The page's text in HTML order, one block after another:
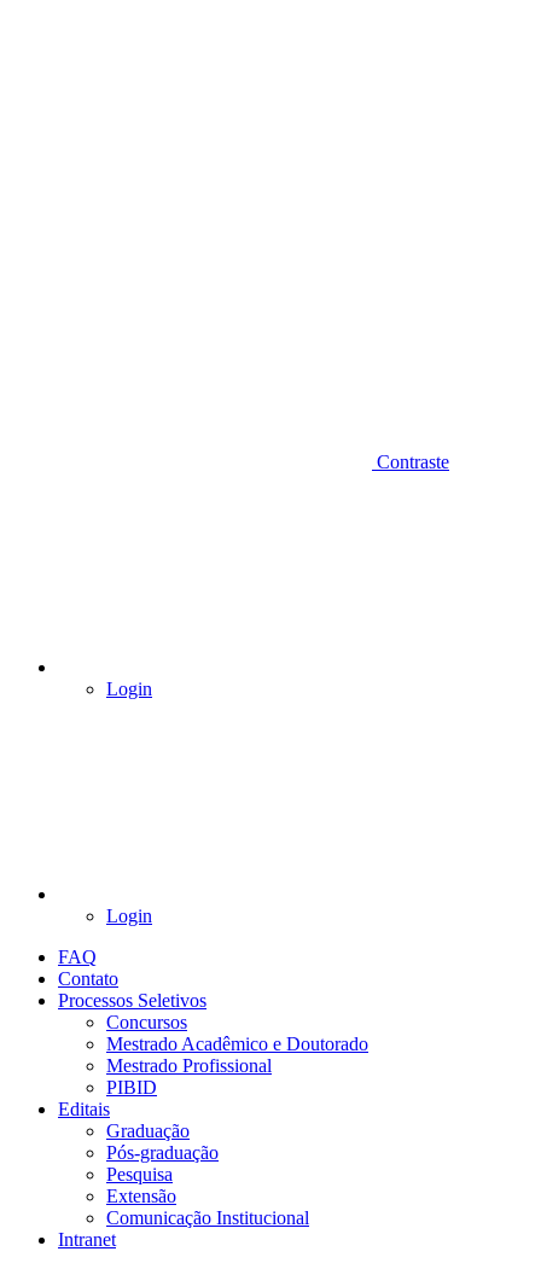
Contraste
Login
Login
FAQ
Contato
Processos Seletivos
Concursos
Mestrado Acadêmico e Doutorado
Mestrado Profissional
PIBID
Editais
Graduação
Pós-graduação
Pesquisa
Extensão
Comunicação Institucional
Intranet